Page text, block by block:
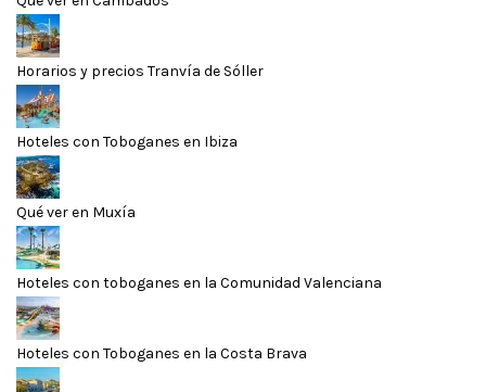
Horarios y precios Tranvía de Sóller
Hoteles con Toboganes en Ibiza
Qué ver en Muxía
Hoteles con toboganes en la Comunidad Valenciana
Hoteles con Toboganes en la Costa Brava